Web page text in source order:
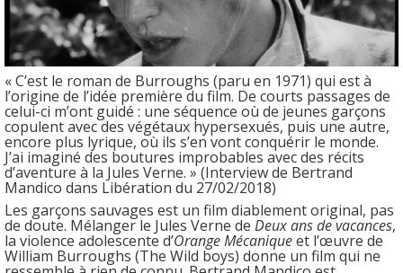
« C’est le roman de Burroughs (paru en 1971) qui est à
l’origine de l’idée première du film. De courts passages de
celui-ci m’ont guidé : une séquence où de jeunes garçons
copulent avec des végétaux hypersexués, puis une autre,
encore plus lyrique, où ils s’en vont conquérir le monde.
J’ai imaginé des boutures improbables avec des récits
d’aventure à la Jules Verne. » (Interview de Bertrand
Mandico dans Libération du 27/02/2018)
Les garçons sauvages est un film diablement original, pas
de doute. Mélanger le Jules Verne de Deux ans de vacances,
la violence adolescente d’Orange Mécaniqueet l’œuvre de
William Burroughs (The Wild boys) donne un film qui ne